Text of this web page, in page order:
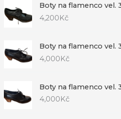
Boty na flamenco vel.
4,200Kč
Boty na flamenco vel.
4,000Kč
Boty na flamenco vel.
4,000 Kč